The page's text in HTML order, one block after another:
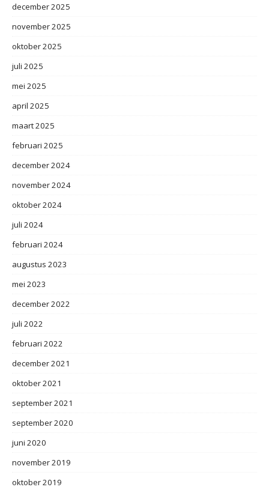
december 2025
november 2025
oktober 2025
juli 2025
mei 2025
april 2025
maart 2025
februari 2025
december 2024
november 2024
oktober 2024
juli 2024
februari 2024
augustus 2023
mei 2023
december 2022
juli 2022
februari 2022
december 2021
oktober 2021
september 2021
september 2020
juni 2020
november 2019
oktober 2019